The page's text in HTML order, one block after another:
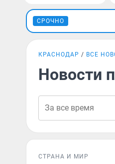
СРОЧНО
КРАСНОДАР ВСЕ
Новости
СТРАНА И МИР